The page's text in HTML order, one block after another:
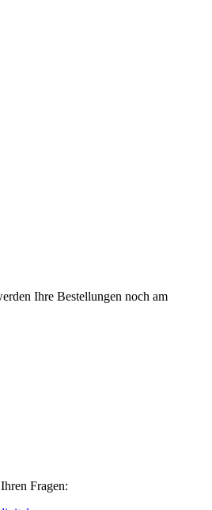
Ihre Bestellungen noch am
Fragen: